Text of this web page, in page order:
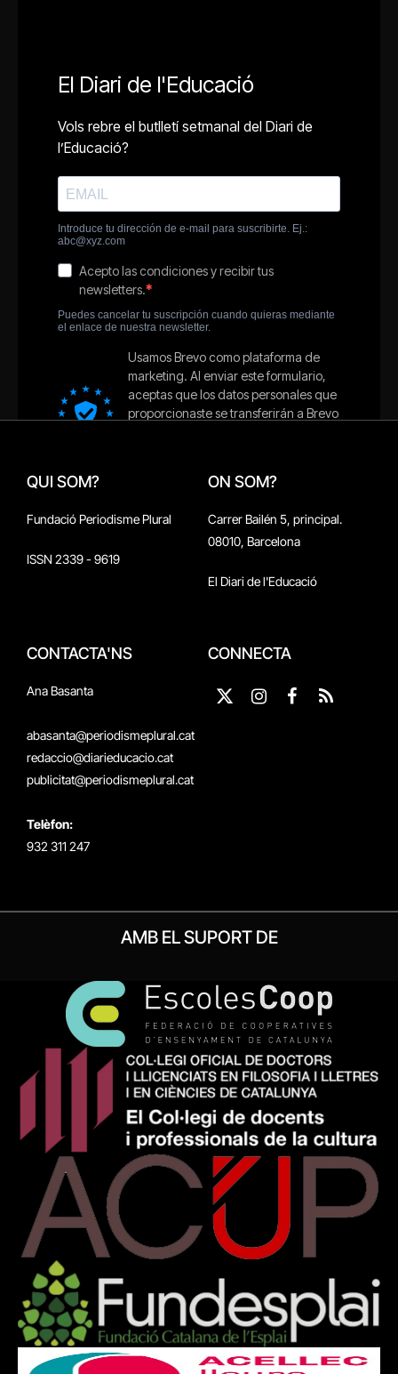
QUI SOM?
Fundació Periodisme Plural
ISSN 2339 - 9619
ON SOM?
Carrer Bailén 5, principal.
08010, Barcelona
El Diari de l'Educació
CONTACTA'NS
Ana Basanta
abasanta@periodismeplural.cat
redaccio@diarieducacio.cat
publicitat@periodismeplural.cat
Telèfon:
932 311 247
CONNECTA
X
Instagram
Facebook
RSS
AMB EL SUPORT DE